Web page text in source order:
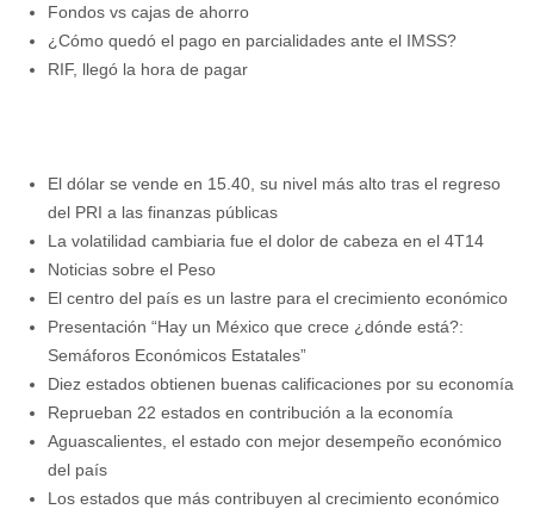
Fondos vs cajas de ahorro
¿Cómo quedó el pago en parcialidades ante el IMSS?
RIF, llegó la hora de pagar
El dólar se vende en 15.40, su nivel más alto tras el regreso
del PRI a las finanzas públicas
La volatilidad cambiaria fue el dolor de cabeza en el 4T14
Noticias sobre el Peso
El centro del país es un lastre para el crecimiento económico
Presentación “Hay un México que crece ¿dónde está?:
Semáforos Económicos Estatales”
Diez estados obtienen buenas calificaciones por su economía
Reprueban 22 estados en contribución a la economía
Aguascalientes, el estado con mejor desempeño económico
del país
Los estados que más contribuyen al crecimiento económico